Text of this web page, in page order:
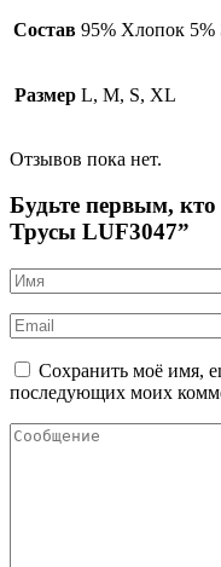
Состав 95% Хлопок 5%
Размер L, M, S, XL
Отзывов пока нет.
Будьте первым,
Трусы LUF3047”
Сохранить моё имя,
последующих моих